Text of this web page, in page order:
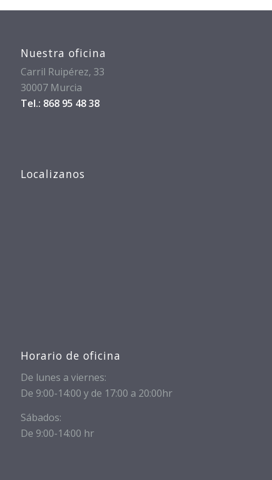
Nuestra oficina
Carril Ruipérez, 33
30007 Murcia
Tel.: 868 95 48 38
Localizanos
Horario de oficina
De lunes a viernes:
De 9:00-14:00 y de 17:00 a 20:00hr
Sábados:
De 9:00-14:00 hr